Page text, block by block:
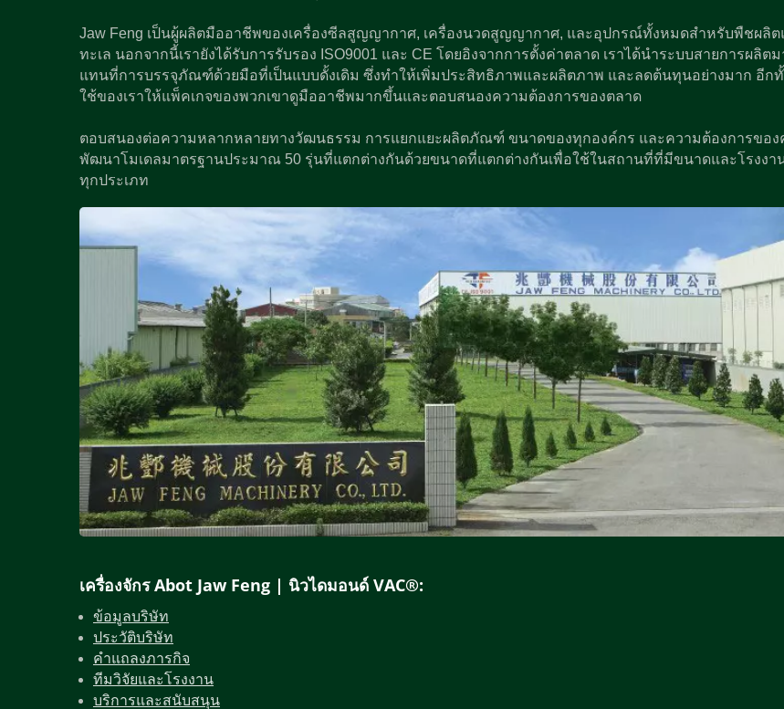
Jaw Feng เป็นผู้ผลิตมืออาชีพของเครื่องซีลสูญญากาศ, เครื่องนวดสูญญากาศ, และอุปกรณ์ทั้งหมดสำหรับพืชผลิต
ทะเล นอกจากนี้เรายังได้รับการรับรอง ISO9001 และ CE โดยอิงจากการตั้งค่าตลาด เราได้นำระบบสายการผลิตม
แทนที่การบรรจุภัณฑ์ด้วยมือที่เป็นแบบดั้งเดิม ซึ่งทำให้เพิ่มประสิทธิภาพและผลิตภาพ และลดต้นทุนอย่างมาก อีกทั้
ใช้ของเราให้แพ็คเกจของพวกเขาดูมืออาชีพมากขึ้นและตอบสนองความต้องการของตลาด
ตอบสนองต่อความหลากหลายทางวัฒนธรรม การแยกแยะผลิตภัณฑ์ ขนาดของทุกองค์กร และความต้องการของ
พัฒนาโมเดลมาตรฐานประมาณ 50 รุ่นที่แตกต่างกันด้วยขนาดที่แตกต่างกันเพื่อใช้ในสถานที่ที่มีขนาดและโรงงา
ทุกประเภท
เครื่องจักร Abot Jaw Feng | นิวไดมอนด์ VAC®:
ข้อมูลบริษัท
ประวัติบริษัท
คำแถลงภารกิจ
ทีมวิจัยและโรงงาน
บริการและสนับสนุน
เครื่องนวดสูญ